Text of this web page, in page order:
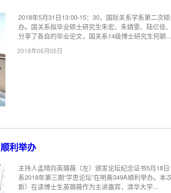
2018年5月31日13:00-15：30，国际关系学系第二次
办。国关系拟毕业硕士研究生朱宏、朱婧雯、陆亿佳
分享了各自的毕业论文，国关系14级博士研究生何颖...
2018年06月05日
利举办
主持人孟晴向英璐薇（左）颁发论坛纪念证书5月18
系2018年第三期“学思论坛”在明斋349A顺利举办。
斯）在读博士生英璐薇作为主讲嘉宾，清华大学...